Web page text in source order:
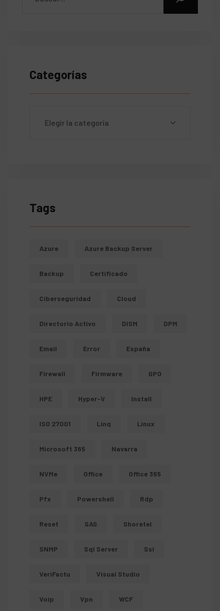
Categorías
Tags
Azure Azure Backup Server
Backup Certificado
Ciberseguridad Cloud
Directorio Activo DISM DPM
Email Error España
Firewall Firmware GPO
HPE Hyper-V Install
ISO 27001 Linq Linux
Microsoft 365 Navarra
NVMe Office Office 365
Pfx Powershell Rdp
Reset SAS Shoretel
SNMP Sql Server Ssl
VeriFactu Visual Studio
Voip Vpn WCF